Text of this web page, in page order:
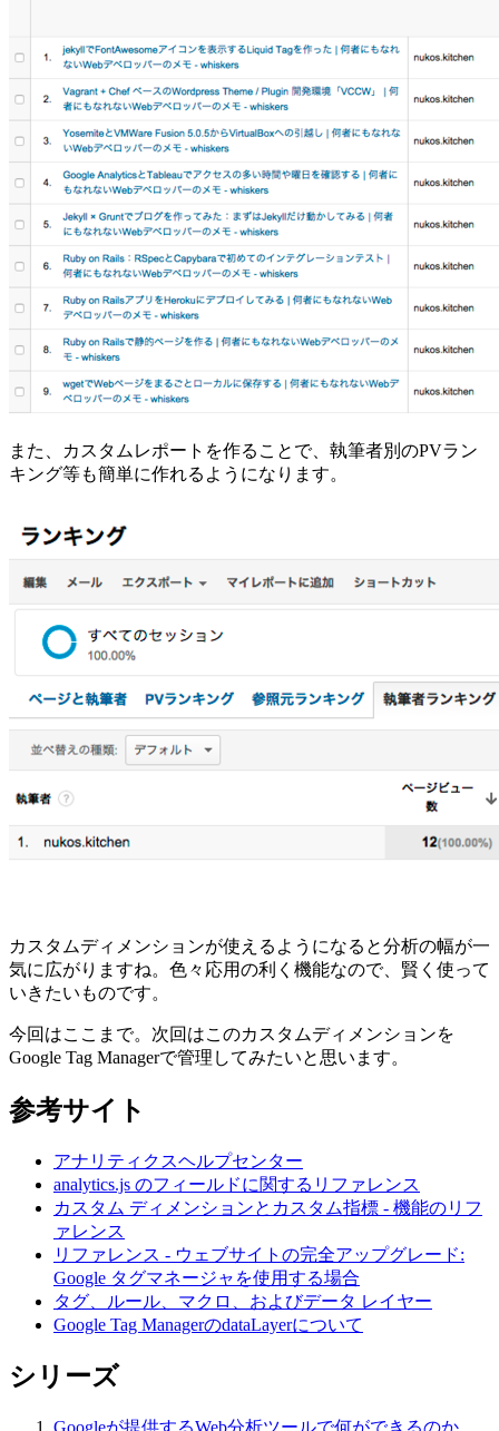
また、カスタムレポートを作ることで、執筆者別のPVラン
キング等も簡単に作れるようになります。
カスタムディメンションが使えるようになると分析の幅が一
気に広がりますね。色々応用の利く機能なので、賢く使って
いきたいものです。
今回はここまで。次回はこのカスタムディメンションを
Google Tag Managerで管理してみたいと思います。
参考サイト
アナリティクスヘルプセンター
analytics.js のフィールドに関するリファレンス
カスタム ディメンションとカスタム指標 - 機能のリフ
ァレンス
リファレンス - ウェブサイトの完全アップグレード:
Google タグマネージャを使用する場合
タグ、ルール、マクロ、およびデータ レイヤー
Google Tag ManagerのdataLayerについて
シリーズ